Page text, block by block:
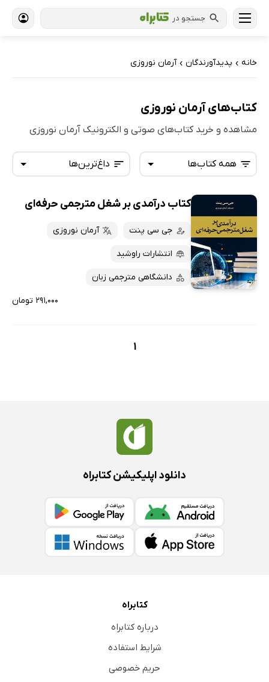
جستجو در
خانه › پدیدآورندگان › آرمان نوروزی
کتاب‌های آرمان نوروزی
مشاهده و خرید کتاب‌های صوتی و الکترونیک آرمان نوروزی
داغ‌ترین‌ها
تازه‌ها
داغ‌ترین‌ها
پرفروش‌ها
پربحث‌ها
همه کتاب‌ها
همه کتاب‌ها
کتاب‌های صوتی
کتاب‌های متنی
کتاب درآمدی بر شغل مترجمی حرفه‌ای
جی سی پنت آرمان نوروزی
انتشارات راوشید
دانشگاهی مترجمی زبان
۲۹۱,۰۰۰ تومان
1
دانلود اپلیکیشن کتابراه
کتابراه
درباره کتابراه
شرایط استفاده
حریم خصوصی